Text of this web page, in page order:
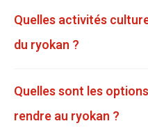
Quelles activités
du ryokan ?
Quelles sont les
rendre au ryokan ?